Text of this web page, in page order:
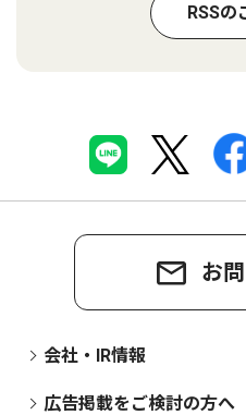
RSSの
お
会社・IR情報
広告掲載をご検討の方へ